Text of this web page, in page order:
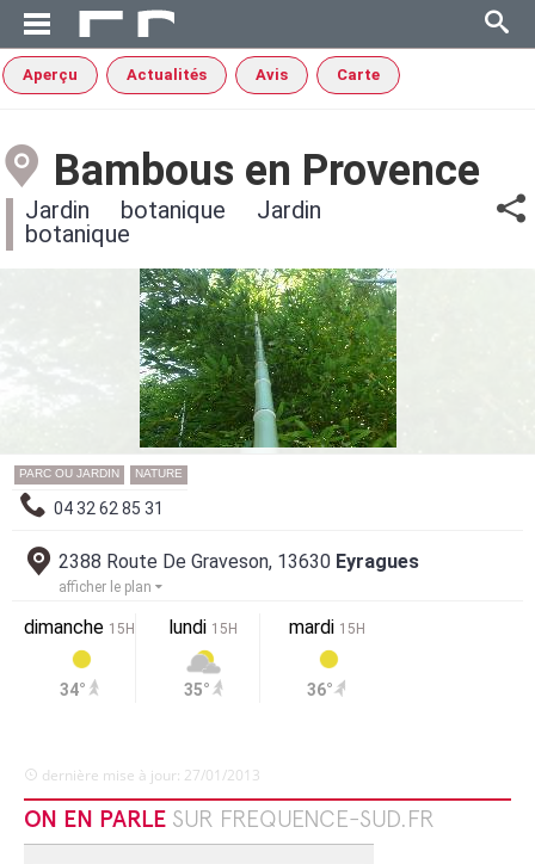
Aperçu Actualités Avis Carte
Bambous en Provence
Jardin botanique Jardin
botanique
PARC OU JARDIN NATURE
04 32 62 85 31
2388 Route De Graveson, 13630 Eyragues
afficher le plan
dimanche 15H
34°
lundi 15H
35°
mardi 15H
36°
dernière mise à jour: 27/01/2013
ON EN PARLE SUR FREQUENCE-SUD.FR